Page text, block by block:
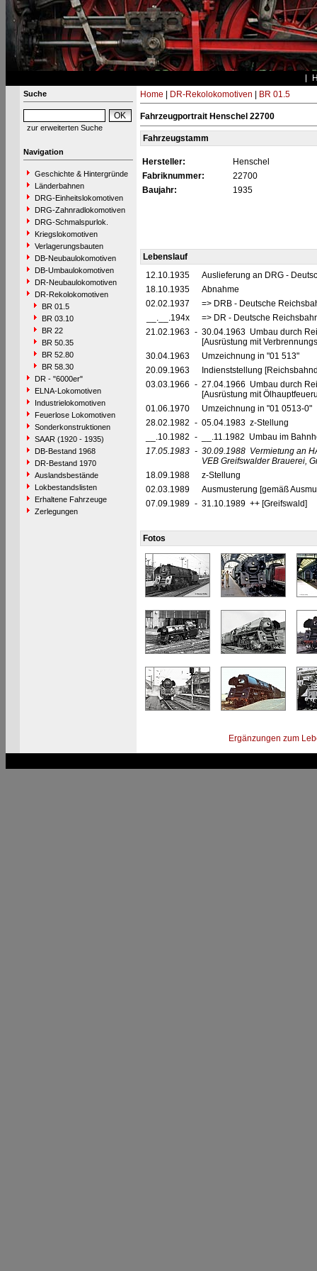
Suche
zur erweiterten Suche
Navigation
Geschichte & Hintergründe
Länderbahnen
DRG-Einheitslokomotiven
DRG-Zahnradlokomotiven
DRG-Schmalspurlok.
Kriegslokomotiven
Verlagerungsbauten
DB-Neubaulokomotiven
DB-Umbaulokomotiven
DR-Neubaulokomotiven
DR-Rekolokomotiven
BR 01.5
BR 03.10
BR 22
BR 50.35
BR 52.80
BR 58.30
DR - "6000er"
ELNA-Lokomotiven
Industrielokomotiven
Feuerlose Lokomotiven
Sonderkonstruktionen
SAAR (1920 - 1935)
DB-Bestand 1968
DR-Bestand 1970
Auslandsbestände
Lokbestandslisten
Erhaltene Fahrzeuge
Zerlegungen
Home DR-Rekolokomotiven BR 01.5
Fahrzeugportrait Henschel 22700
Fahrzeugstamm
Hersteller:
Henschel
Fabriknummer:
22700
Baujahr:
1935
Lebenslauf
12.10.1935
Auslieferung an DRG -
18.10.1935
Abnahme
02.02.1937
=> DRB - Deutsche
__.__.194x
=> DR - Deutsche
21.02.1963 - 30.04.1963 Umbau durch
[Ausrüstung mit
30.04.1963
Umzeichnung in "01 513"
20.09.1963
Indienststellung
03.03.1966 - 27.04.1966 Umbau durch
[Ausrüstung mit
01.06.1970
Umzeichnung in "01 0513-0"
28.02.1982 - 05.04.1983 z-Stellung
__.10.1982 -
__.11.1982 Umbau im
17.05.1983 - 30.09.1988 Vermietung an
VEB Greifswalder Brauerei,
18.09.1988
z-Stellung
02.03.1989
Ausmusterung [gemäß
07.09.1989 - 31.10.1989 ++ [Greifswald]
Fotos
Ergänzungen zum